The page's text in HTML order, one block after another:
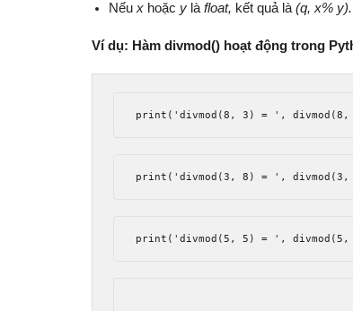
Nếu xhoặc ylà float, kết quả là (q, x% y).
Ví dụ: Hàm divmod() hoạt động trong
print ( 'divmod(8, 3) = ' , divmod (8 ,
print ( 'divmod(3, 8) = ' , divmod (3 ,
print ( 'divmod(5, 5) = ' , divmod (5 ,